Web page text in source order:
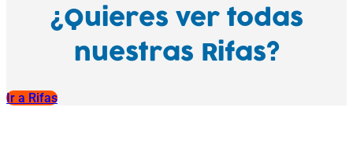
¿Quieres ver todas
nuestras Rifas?
Ir a Rifas